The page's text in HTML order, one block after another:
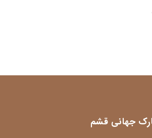
جهانی قشم